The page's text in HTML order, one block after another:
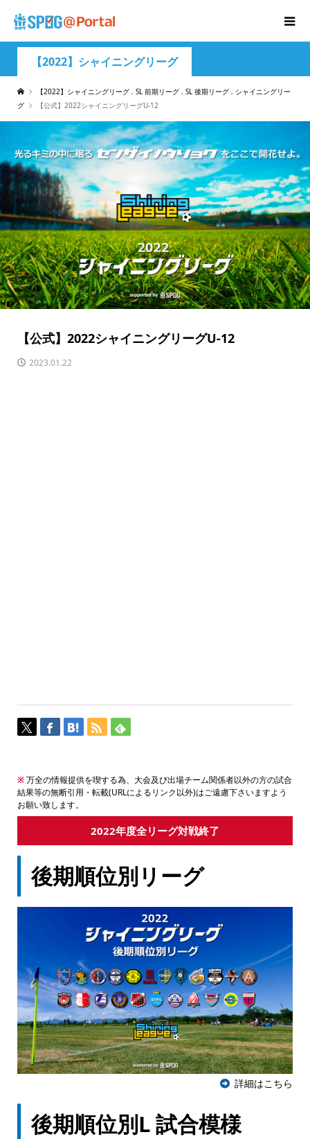
【2022】シャイニングリーグ
【2022】シャイニングリーグ , SL 前期リーグ , SL 後期リーグ , シャイニングリー
グ
【公式】2022シャイニングリーグU-12
【公式】2022シャイニングリーグU-12
2023.01.22
※万全の情報提供を喫する為、大会及び出場チーム関係者以外の方の試合
結果等の無断引用・転載(URLによるリンク以外)はご遠慮下さいますよう
お願い致します。
2022年度全リーグ対戦終了
後期順位別リーグ
詳細はこちら
後期順位別L 試合模様